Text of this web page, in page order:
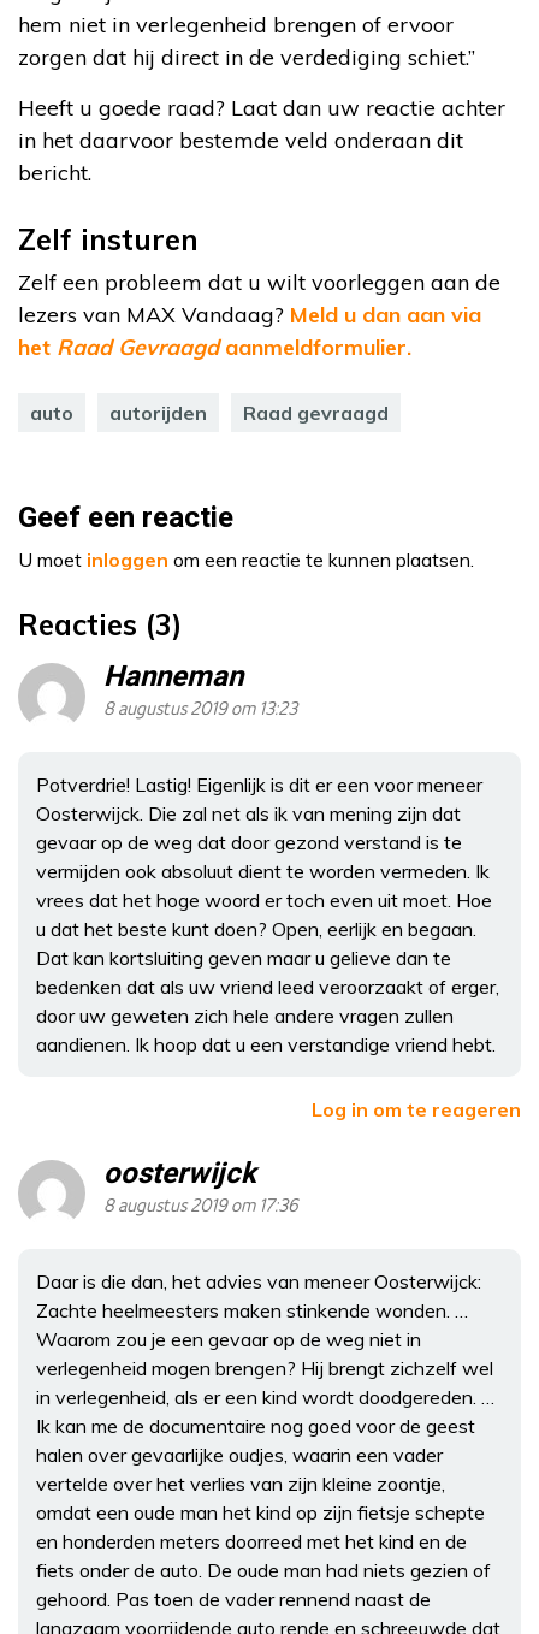
hem niet in verlegenheid brengen of ervoor
zorgen dat hij direct in de verdediging schiet.”
Heeft u goede raad? Laat dan uw reactie achter
in het daarvoor bestemde veld onderaan dit
bericht.
Zelf insturen
Zelf een probleem dat u wilt voorleggen aan de
lezers van MAX Vandaag? Meld u dan aan via
het Raad Gevraagdaanmeldformulier.
auto autorijden Raad gevraagd
Geef een reactie
U moet inloggen om een reactie te kunnen plaatsen.
Reacties (3)
Hanneman
8 augustus 2019 om 13:23
Potverdrie! Lastig! Eigenlijk is dit er een voor meneer
Oosterwijck. Die zal net als ik van mening zijn dat
gevaar op de weg dat door gezond verstand is te
vermijden ook absoluut dient te worden vermeden. Ik
vrees dat het hoge woord er toch even uit moet. Hoe
u dat het beste kunt doen? Open, eerlijk en begaan.
Dat kan kortsluiting geven maar u gelieve dan te
bedenken dat als uw vriend leed veroorzaakt of erger,
door uw geweten zich hele andere vragen zullen
aandienen. Ik hoop dat u een verstandige vriend hebt.
Log in om te reageren
oosterwijck
8 augustus 2019 om 17:36
Daar is die dan, het advies van meneer Oosterwijck:
Zachte heelmeesters maken stinkende wonden. …
Waarom zou je een gevaar op de weg niet in
verlegenheid mogen brengen? Hij brengt zichzelf wel
in verlegenheid, als er een kind wordt doodgereden. …
Ik kan me de documentaire nog goed voor de geest
halen over gevaarlijke oudjes, waarin een vader
vertelde over het verlies van zijn kleine zoontje,
omdat een oude man het kind op zijn fietsje schepte
en honderden meters doorreed met het kind en de
fiets onder de auto. De oude man had niets gezien of
gehoord. Pas toen de vader rennend naast de
langzaam voorrijdende auto rende en schreeuwde dat